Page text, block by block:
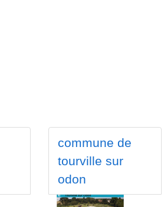
commune de
tourville sur
odon